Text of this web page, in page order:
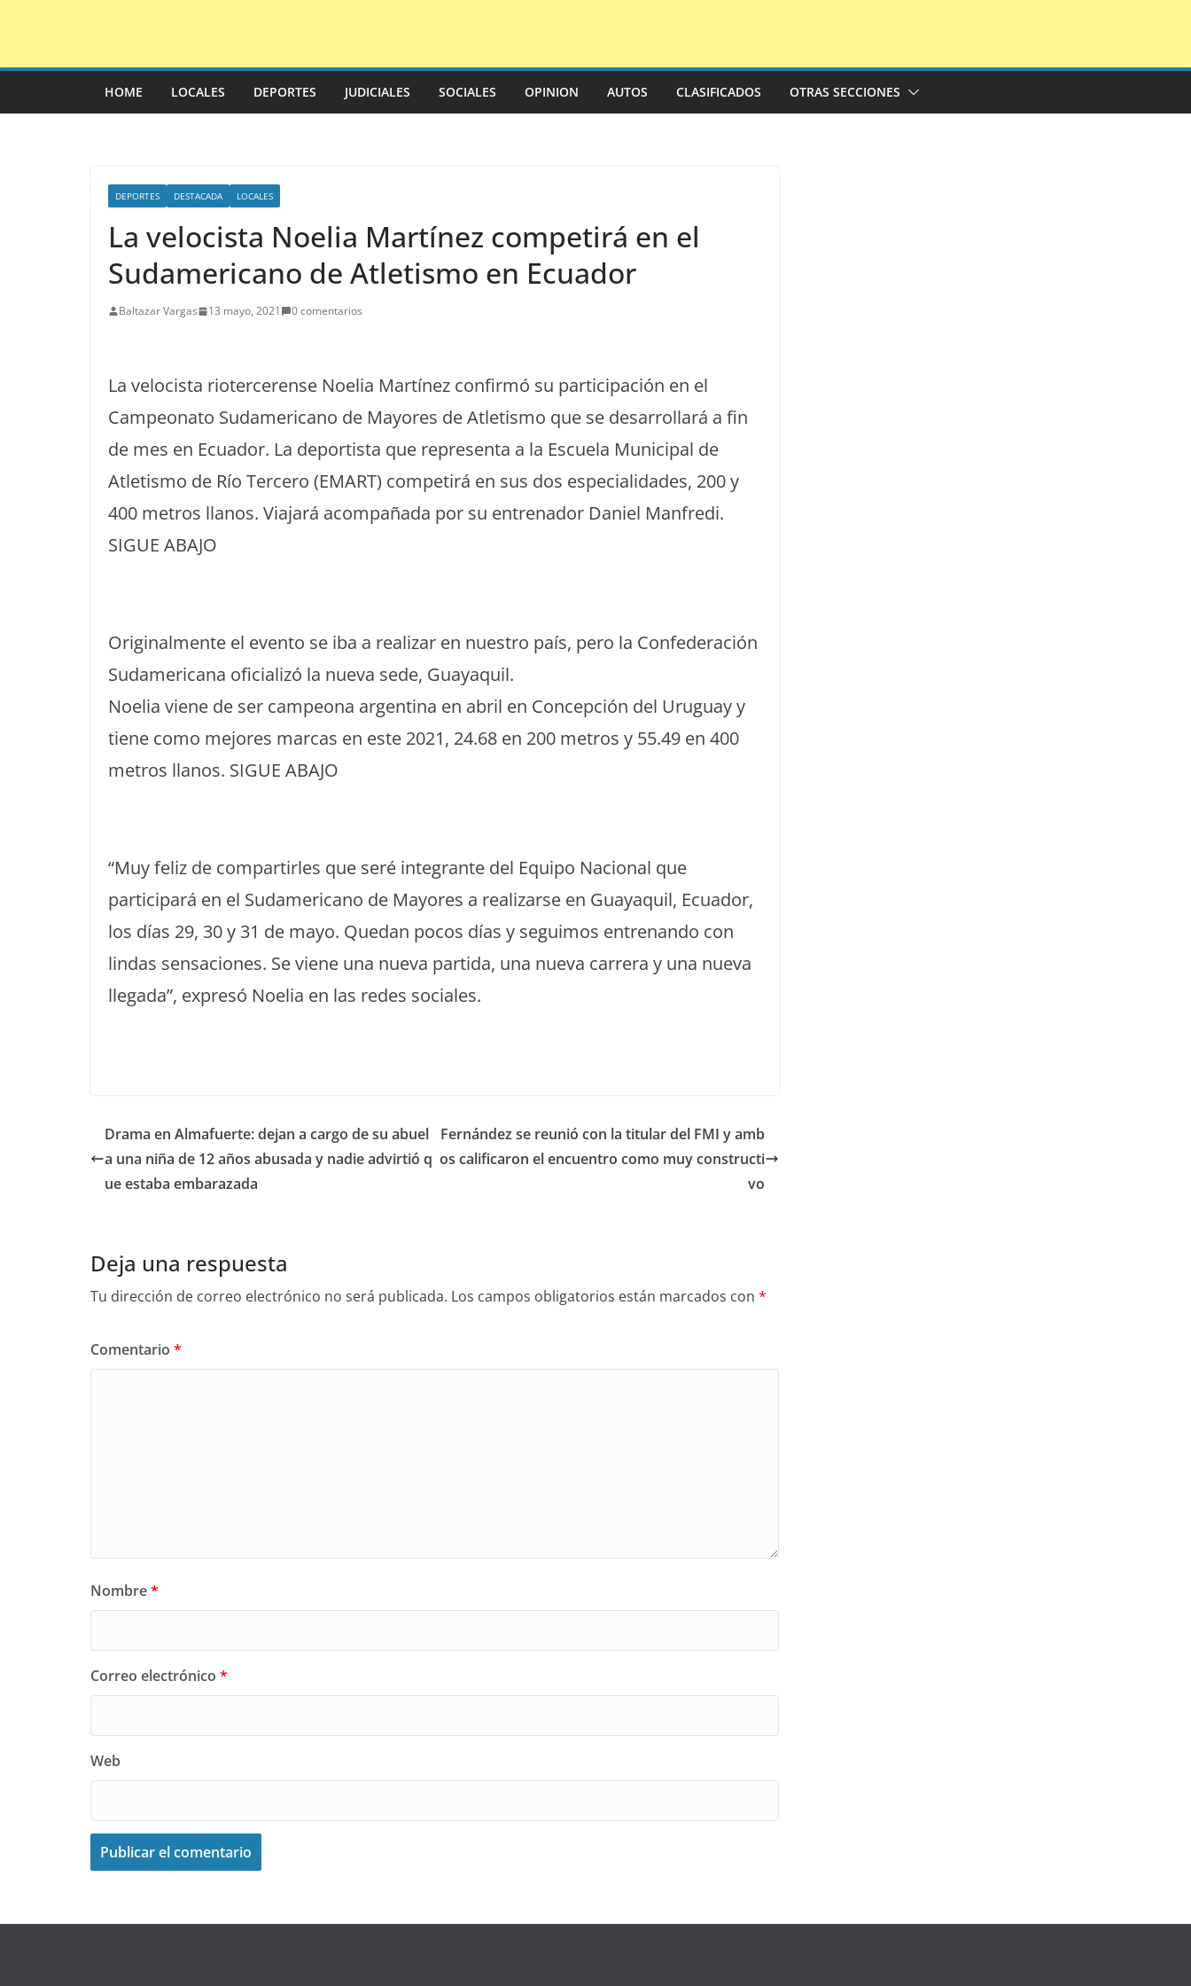
HOME LOCALES DEPORTES JUDICIALES SOCIALES OPINION AUTOS CLASIFICADOS OTRAS SECCIONES
DEPORTES DESTACADA LOCALES
La velocista Noelia Martínez competirá en el
Sudamericano de Atletismo en Ecuador
Baltazar Vargas 13 mayo, 2021 0 comentarios
La velocista riotercerense Noelia Martínez confirmó su participación en el
Campeonato Sudamericano de Mayores de Atletismo que se desarrollará a fin
de mes en Ecuador. La deportista que representa a la Escuela Municipal de
Atletismo de Río Tercero (EMART) competirá en sus dos especialidades, 200 y
400 metros llanos. Viajará acompañada por su entrenador Daniel Manfredi.
SIGUE ABAJO
Originalmente el evento se iba a realizar en nuestro país, pero la Confederación
Sudamericana oficializó la nueva sede, Guayaquil.
Noelia viene de ser campeona argentina en abril en Concepción del Uruguay y
tiene como mejores marcas en este 2021, 24.68 en 200 metros y 55.49 en 400
metros llanos. SIGUE ABAJO
“Muy feliz de compartirles que seré integrante del Equipo Nacional que
participará en el Sudamericano de Mayores a realizarse en Guayaquil, Ecuador,
los días 29, 30 y 31 de mayo. Quedan pocos días y seguimos entrenando con
lindas sensaciones. Se viene una nueva partida, una nueva carrera y una nueva
llegada”, expresó Noelia en las redes sociales.
Drama en Almafuerte: dejan a cargo de su abuel
a una niña de 12 años abusada y nadie advirtió q
ue estaba embarazada
Fernández se reunió con la titular del FMI y amb
os calificaron el encuentro como muy constructi
vo
Deja una respuesta
Tu dirección de correo electrónico no será publicada. Los campos obligatorios están marcados con *
Comentario *
Nombre*
Correo electrónico *
Web